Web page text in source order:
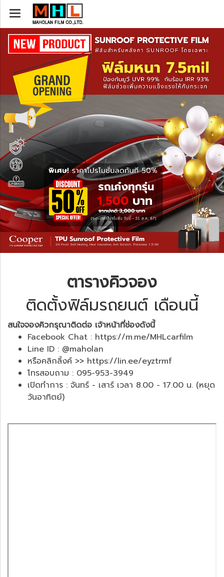
ตารางคิวจอง
ติดตั้งฟิล์มรถยนต์ เดือนนี้
สนใจจองคิวกรุณาติดต่อ เจ้าหน้าที่ช่องดังนี้
Facebook Chat : https://m.me/MHLcarfilm
Line ID : @maholan
หรือคลิกลิ้งค์ >> https://lin.ee/eyztrmf
โทรสอบถาม : 095-953-3949
เปิดทำการ : จันทร์ - เสาร์ เวลา 8.00 - 17.00 น. (หยุด
วันอาทิตย์)